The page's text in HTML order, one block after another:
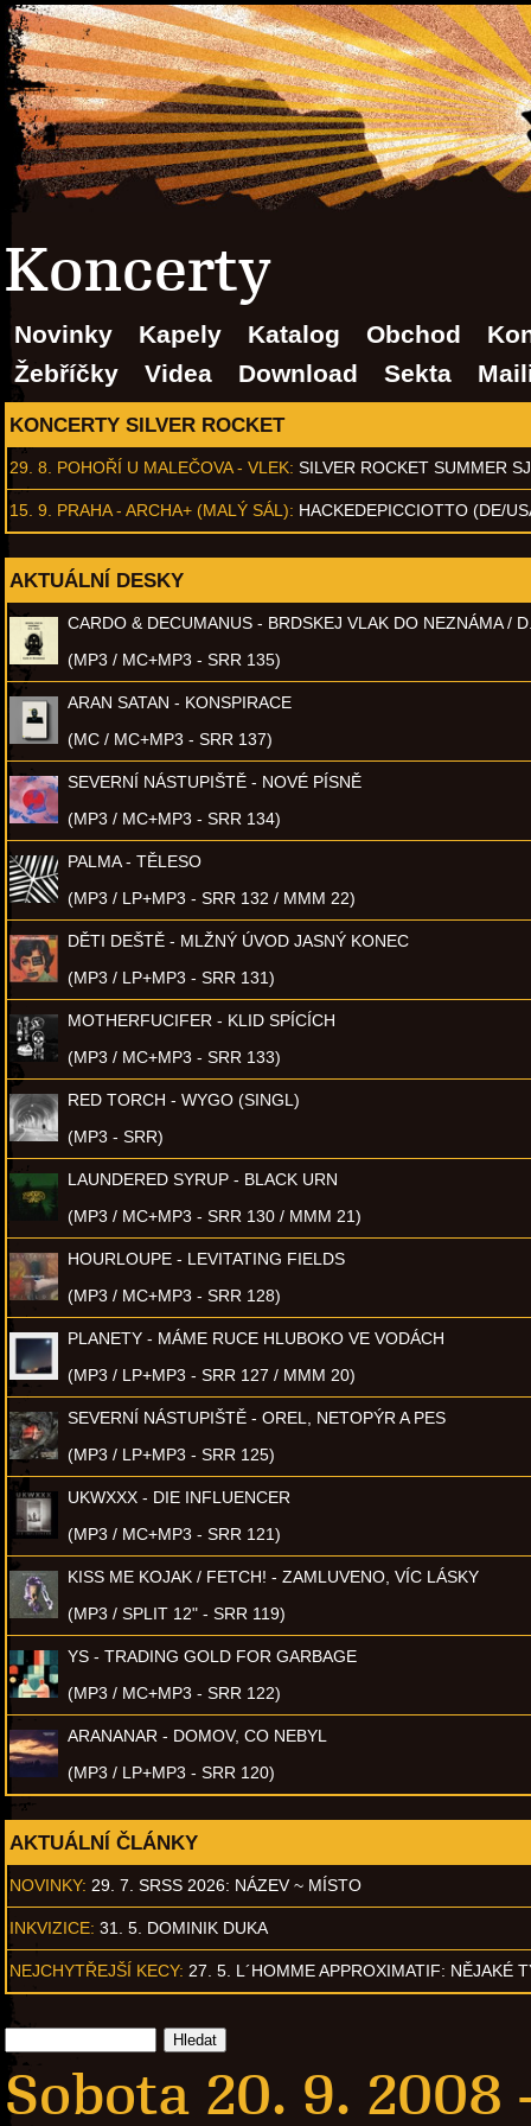
Koncerty
Novinky Kapely Katalog Obchod
Žebříčky
Videa Download Sekta
KONCERTY SILVER ROCKET
29. 8. POHOŘÍ U MALEČOVA - VLEK: SILVER ROCKET SUMMER
15. 9. PRAHA - ARCHA+ (MALÝ SÁL): HACKEDEPICCIOTTO (DE/
AKTUÁLNÍ DESKY
CARDO & DECUMANUS - BRDSKEJ VLAK DO NEZNÁMA /
(MP3 / MC+MP3 - SRR 135)
ARAN SATAN - KONSPIRACE
(MC / MC+MP3 - SRR 137)
SEVERNÍ NÁSTUPIŠTĚ - NOVÉ PÍSNĚ
(MP3 / MC+MP3 - SRR 134)
PALMA - TĚLESO
(MP3 / LP+MP3 - SRR 132 / MMM 22)
DĚTI DEŠTĚ - MLŽNÝ ÚVOD JASNÝ KONEC
(MP3 / LP+MP3 - SRR 131)
MOTHERFUCIFER - KLID SPÍCÍCH
(MP3 / MC+MP3 - SRR 133)
RED TORCH - WYGO (SINGL)
(MP3 - SRR)
LAUNDERED SYRUP - BLACK URN
(MP3 / MC+MP3 - SRR 130 / MMM 21)
HOURLOUPE - LEVITATING FIELDS
(MP3 / MC+MP3 - SRR 128)
PLANETY - MÁME RUCE HLUBOKO VE VODÁCH
(MP3 / LP+MP3 - SRR 127 / MMM 20)
SEVERNÍ NÁSTUPIŠTĚ - OREL, NETOPÝR A PES
(MP3 / LP+MP3 - SRR 125)
UKWXXX - DIE INFLUENCER
(MP3 / MC+MP3 - SRR 121)
KISS ME KOJAK / FETCH! - ZAMLUVENO, VÍC LÁSKY
(MP3 / SPLIT 12" - SRR 119)
YS - TRADING GOLD FOR GARBAGE
(MP3 / MC+MP3 - SRR 122)
ARANANAR - DOMOV, CO NEBYL
(MP3 / LP+MP3 - SRR 120)
AKTUÁLNÍ ČLÁNKY
NOVINKY: 29. 7. SRSS 2026: NÁZEV ~ MÍSTO
INKVIZICE: 31. 5. DOMINIK DUKA
NEJCHYTŘEJŠÍ KECY: 27. 5. L´HOMME APPROXIMATIF: NĚJAKÉ
Sobota 20. 9. 2008